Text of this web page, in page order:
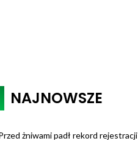
NAJNOWSZE
żniwami padł rekord rejestracji